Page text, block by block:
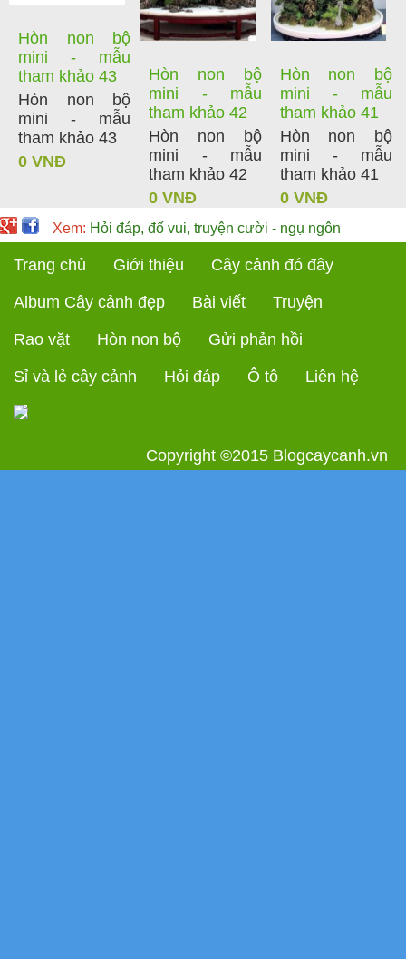
Hòn non bộ
mini - mẫu
tham khảo 43
Hòn non bộ
mini - mẫu
tham khảo 43
0 VNĐ
Hòn non bộ
mini - mẫu
tham khảo 42
Hòn non bộ
mini - mẫu
tham khảo 42
0 VNĐ
Hòn non bộ
mini - mẫu
tham khảo 41
Hòn non bộ
mini - mẫu
tham khảo 41
0 VNĐ
Xem: Hỏi đáp, đố vui, truyện cười - ngụ ngôn
Trang chủ Giới thiệu Cây cảnh đó đây
Album Cây cảnh đẹp Bài viết Truyện
Rao vặt Hòn non bộ Gửi phản hồi
Sỉ và lẻ cây cảnh Hỏi đáp Ô tô Liên hệ
Copyright ©2015 Blogcaycanh.vn